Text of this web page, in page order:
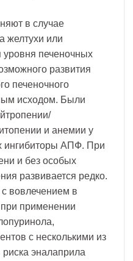
в случае
желтухи или
печеночных
развития
печеночного
исходом. Были
и анемии у
ингибиторы АПФ. При
и без особых
развивается редко.
вовлечением в
при применении
с несколькими из
эналаприла